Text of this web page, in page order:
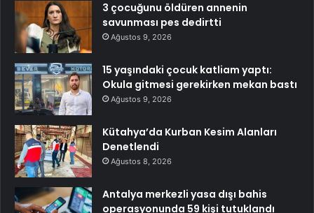
3 çocuğunu öldüren annenin
savunması pes dedirtti
Ağustos 9, 2026
15 yaşındaki çocuk katliam yaptı:
Okula gitmesi gerekirken mekan bastı
Ağustos 9, 2026
Kütahya’da Kurban Kesim Alanları
Denetlendi
Ağustos 8, 2026
Antalya merkezli yasa dışı bahis
operasyonunda 59 kişi tutuklandı